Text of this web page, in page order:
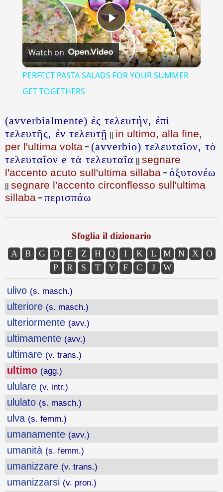
Play
Video
Watch on
PERFECT PASTA SALADS FOR YOUR SUMMER
GET TOGETHERS
(avverbialmente) ἐς τελευτήν, ἐπὶ
τελευτῆς, ἐν τελευτῇ || in ultimo, alla fine,
per l'ultima volta = (avverbio) τελευταῖον, τὸ
τελευταῖον e τὰ τελευταῖα || segnare
l'accento acuto sull'ultima sillaba = ὀξυτονέω
|| segnare l'accento circonflesso sull'ultima
sillaba = περισπάω
Sfoglia il dizionario
A B G D E Z H Q I K L M N X
O
P
R S T Y F C J W
ulivo (s. masch.)
ulteriore (s. masch.)
ulteriormente (avv.)
ultimamente (avv.)
ultimare (v. trans.)
ultimo (agg.)
ululare (v. intr.)
ululato (s. masch.)
ulva (s. femm.)
umanamente (avv.)
umanità (s. femm.)
umanizzare (v. trans.)
umanizzarsi (v. pron.)